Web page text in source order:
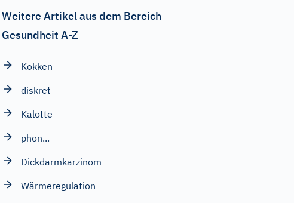
Weitere Artikel aus dem Bereich
Gesundheit A-Z
Kokken
diskret
Kalotte
phon...
Dickdarmkarzinom
Wärmeregulation